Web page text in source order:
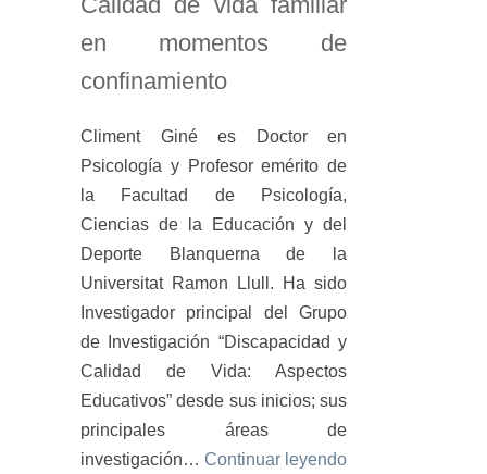
en momentos de
confinamiento
Climent Giné es Doctor en
Psicología y Profesor emérito de
la Facultad de Psicología,
Ciencias de la Educación y del
Deporte Blanquerna de la
Universitat Ramon Llull. Ha sido
Investigador principal del Grupo
de Investigación “Discapacidad y
Calidad de Vida: Aspectos
Educativos” desde sus inicios; sus
principales áreas de
investigación… Continuar leyendo